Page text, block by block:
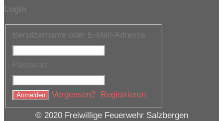
Benutzername oder E-Mail-Adresse
Passwort
Vergessen? Registrieren
© 2020 Freiwillige Feuerwehr Salzbergen